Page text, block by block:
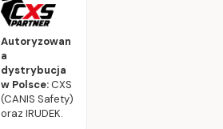
Autoryzowan
a
dystrybucja
w Polsce:CXS
(CANIS Safety)
oraz IRUDEK.